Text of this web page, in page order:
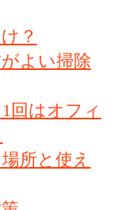
？
よい掃除
回はオフィ
所と使え